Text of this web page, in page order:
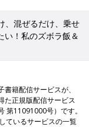
、混ぜるだけ、乗せ
！私のズボラ飯＆
籍配信サービスが、
た正規版配信サービス
第11091000号）です。
ているサービスの一覧